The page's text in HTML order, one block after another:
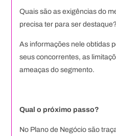
Quais são as exigências do
precisa ter para ser destaque?
As informações nele obtidas
seus concorrentes, as
ameaças do segmento.
Qual o próximo passo?
No Plano de Negócio são